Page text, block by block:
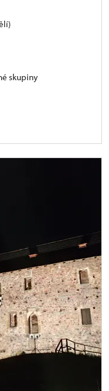
skupiny